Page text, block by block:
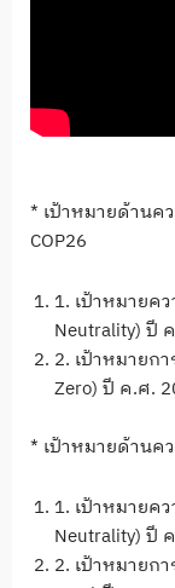
* เป้าหมายด้านค
COP26
1. เป้าหมายค
Neutrality) ปี
2. เป้าหมายก
Zero) ปี ค.ศ.
* เป้าหมายด้านค
1. เป้าหมายค
Neutrality) ปี
2. เป้าหมายก